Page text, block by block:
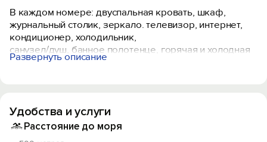
В каждом номере: двуспальная кровать, шкаф,
журнальный столик, зеркало. телевизор, интернет,
кондиционер, холодильник,
санузел/душ, банное полотенце, горячая и холодная
вода круглосуточно.
В случае, если номер свободен, заселение возможно
раньше 14.00. В случае раннего прибытия
Развернуть описание
Удобства и услуги
Расстояние до моря